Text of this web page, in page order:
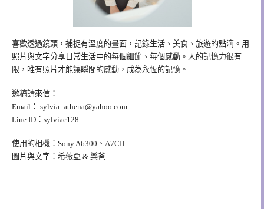
喜歡透過鏡頭，捕捉有溫度的畫面，記錄生活、美食、旅遊的點滴。用
照片與文字分享日常生活中的每個細節、每個感動。人的記憶力很有
限，唯有照片才能讓瞬間的感動，成為永恆的記憶。
邀稿請來信：
Email： sylvia_athena@yahoo.com
Line ID：sylviac128
使用的相機：Sony A6300、A7CII
圖片與文字：希薇亞 & 樂爸